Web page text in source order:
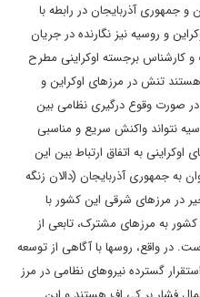
و جمهوری آذربایجان در رابطه با
و روسیه نیز نگارنده در جریان
و کارشناس برجسته اوکراینی مطرح
تنش در مرزهای اوکراین و
صورت وقوع درگیری نظامی بین
نتواند واکنش سریع و مناسبی
به اتفاق ارتباط بین این
به جمهوری آذربایجان (دالان زنگه
در مرزهای شرقی این کشور با
به مرزهای مشترک، تابعی از
در واقع، روس­ها با آگاهی از توسعه
گسترده نیروهای نظامی در مرز